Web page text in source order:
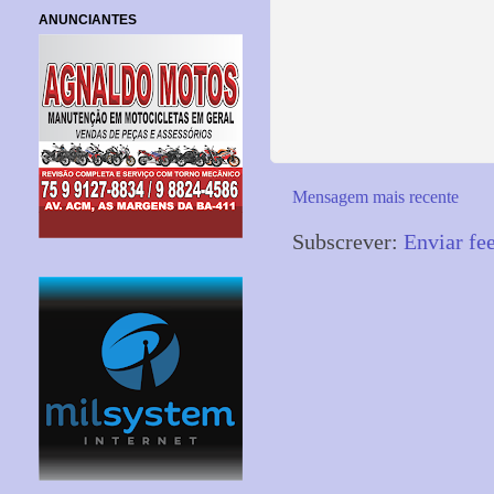
Mensagem mais recente
Subscrever: Enviar
ANUNCIANTES